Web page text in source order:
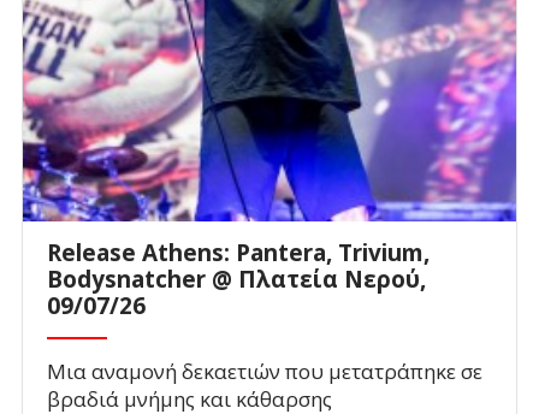
Release Athens: Pantera, Trivium,
Bodysnatcher @ Πλατεία Νερού,
09/07/26
Μια αναμονή δεκαετιών που μετατράπηκε σε
βραδιά μνήμης και κάθαρσης